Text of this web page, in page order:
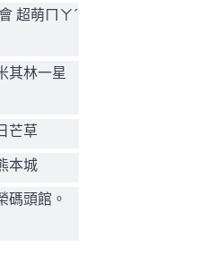
超萌ㄇㄚˊ
其林一星
芒草
本城
碼頭館。